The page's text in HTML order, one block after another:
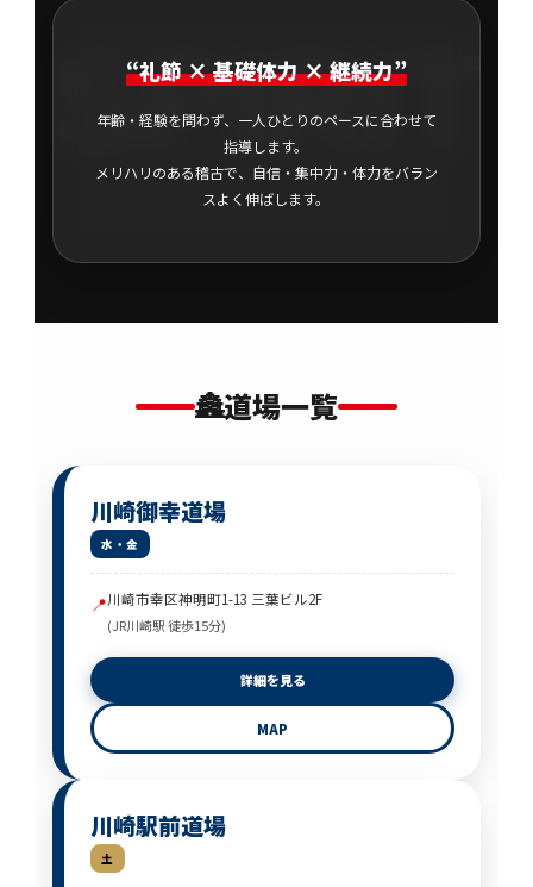
SPIRIT
“礼節 × 基礎体力 × 継続力”
年齢・経験を問わず、一人ひとりのペースに合わせて
指導します。
メリハリのある稽古で、自信・集中力・体力をバラン
スよく伸ばします。
🏯道場一覧
川崎御幸道場
水・金
📍川崎市幸区神明町1-13 三葉ビル2F
(JR川崎駅 徒歩15分)
詳細を見る
MAP
川崎駅前道場
土